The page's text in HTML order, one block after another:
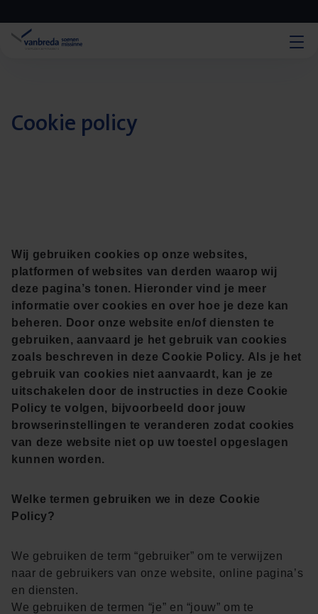
Cookie policy
Wij gebruiken cookies op onze websites,
platformen of websites van derden waarop wij
deze pagina’s tonen. Hieronder vind je meer
informatie over cookies en over hoe je deze kan
beheren. Door onze website en/of diensten te
gebruiken, aanvaard je het gebruik van cookies
zoals beschreven in deze Cookie Policy. Als je het
gebruik van cookies niet aanvaardt, kan je ze
uitschakelen door de instructies in deze Cookie
Policy te volgen, bijvoorbeeld door jouw
browserinstellingen te veranderen zodat cookies
van deze website niet op uw toestel opgeslagen
kunnen worden.
Welke termen gebruiken we in deze Cookie
Policy?
We gebruiken de term “gebruiker” om te verwijzen
naar de gebruikers van onze website, online pagina’s
en diensten.
We gebruiken de termen “je” en “jouw” om te